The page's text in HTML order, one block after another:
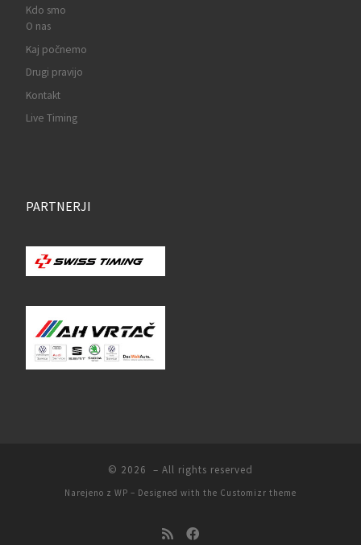
Kdo smo
O nas
Kaj počnemo
Drugi pravijo
Kontakt
Live Timing
PARTNERJI
© 2026 – All rights reserved
Narejeno z WP – Designed with the Customizr theme